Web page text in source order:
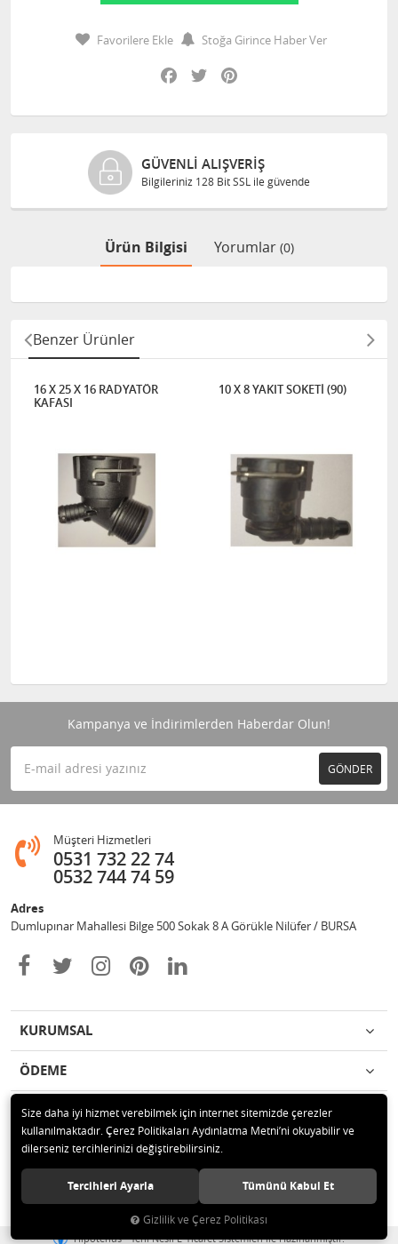
Favorilere Ekle
Stoğa Girince Haber Ver
Facebook
Twitter
GÜVENLI ALIŞVERIŞ
Bilgileriniz 128 Bit SSL ile güvende
Ürün Bilgisi Yorumlar (0)
Benzer Ürünler
16 X 25 X 16 RADYATÖR
KAFASI
10 X 8 YAKIT SOKETİ (90)
Kampanya ve İndirimlerden Haberdar Olun!
GÖNDER
Müşteri Hizmetleri
0531 732 22 74
0532 744 74 59
Adres
Dumlupınar Mahallesi Bilge 500 Sokak 8 A Görükle Nilüfer / BURSA
KURUMSAL
ÖDEME
İLETİŞİM
© 2020 MAG OTOMOTİV Tüm hakları saklıdır.
Hipotenüs Yeni Nesil E-Ticaret Sistemleri ile Hazırlanmıştır.
Size daha iyi hizmet verebilmek için internet sitemizde çerezler
kullanılmaktadır. Çerez Politikaları Aydınlatma Metni’ni okuyabilir ve
dilerseniz tercihlerinizi değiştirebilirsiniz.
Tercihleri Ayarla Tümünü Kabul Et
Gizlilik ve Çerez Politikası